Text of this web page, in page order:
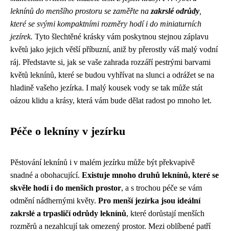
leknínů do menšího prostoru se zaměřte na zakrslé odrůdy
které se svými kompaktními rozměry hodí i do miniaturních
jezírek. Tyto šlechtěné krásky vám poskytnou stejnou záplavu
květů jako jejich větší příbuzní, aniž by přerostly váš malý vodní
ráj. Představte si, jak se vaše zahrada rozzáří pestrými barvami
květů leknínů, které se budou vyhřívat na slunci a odrážet se na
hladině vašeho jezírka. I malý kousek vody se tak může stát
oázou klidu a krásy, která vám bude dělat radost po mnoho let.
Péče o lekníny v jezírku
Pěstování leknínů i v malém jezírku může být překvapivě
snadné a obohacující. Existuje mnoho druhů leknínů, které se
skvěle hodí i do menších prostor, a s trochou péče se vám
odmění nádhernými květy. Pro menší jezírka jsou ideální
zakrslé a trpasličí odrůdy leknínů, které dorůstají menších
rozměrů a nezahlcují tak omezený prostor. Mezi oblíbené patří